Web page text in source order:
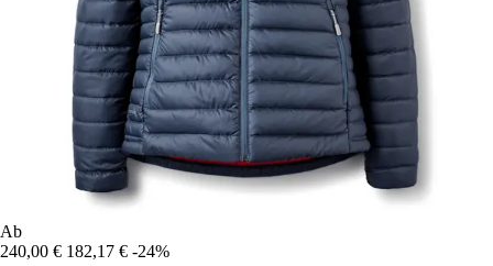
Ab
240,00 € 182,17 € -24%